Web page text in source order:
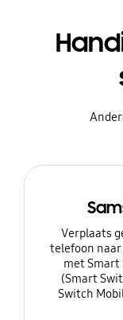
Verplaats
telefoon naar
met Smart
(Smart
Switch